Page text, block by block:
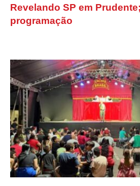
Revelando SP em
programação